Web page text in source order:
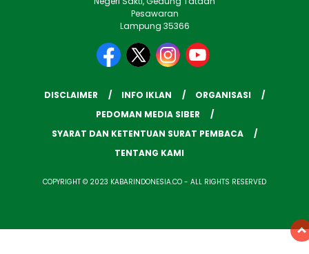
Pesawaran
Lampung 35366
DISCLAIMER INFO IKLAN
ORGANISASI
PEDOMAN MEDIA SIBER
SYARAT DAN KETENTUAN SURAT PEMBACA
TENTANG KAMI
COPYRIGHT © 2023 KABARINDONESIA.CO - ALL RIGHTS RESERVED